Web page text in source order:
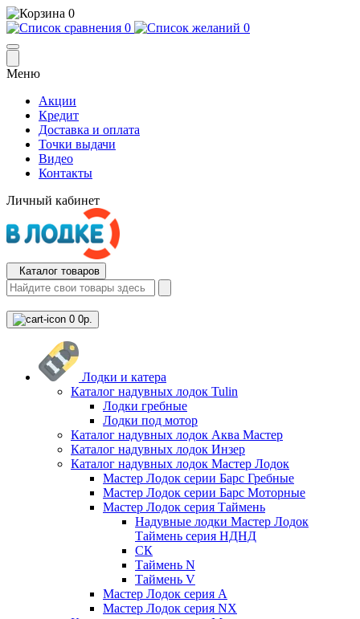
0
0
0
Меню
Акции
Кредит
Доставка и оплата
Точки выдачи
Видео
Контакты
Личный кабинет
Каталог товаров
0 0р.
Лодки и катера
Каталог надувных лодок Tulin
Лодки гребные
Лодки под мотор
Каталог надувных лодок Аква Мастер
Каталог надувных лодок Инзер
Каталог надувных лодок Мастер Лодок
Мастер Лодок серии Барс Гребные
Мастер Лодок серии Барс Моторные
Мастер Лодок серия Таймень
Надувные лодки Мастер Лодок
Таймень серия НДНД
СК
Таймень N
Таймень V
Мастер Лодок серия А
Мастер Лодок серия NX